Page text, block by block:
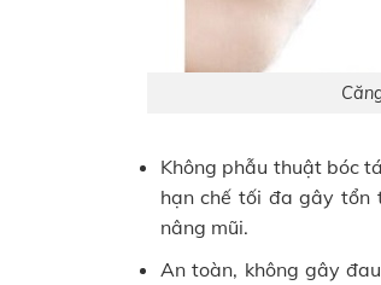
Không phẫu thuật bóc
hạn chế tối đa gây tổn
nâng mũi.
An toàn, không gây